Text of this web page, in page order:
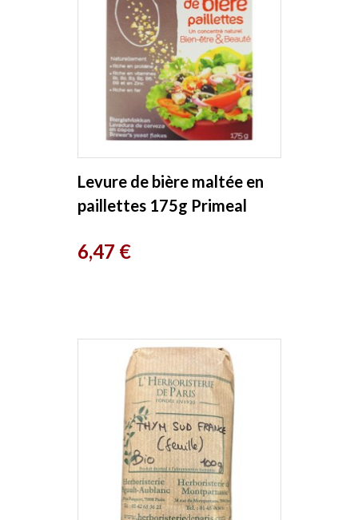
Levure de bière maltée en
paillettes 175g Primeal
Prix
6,47 €